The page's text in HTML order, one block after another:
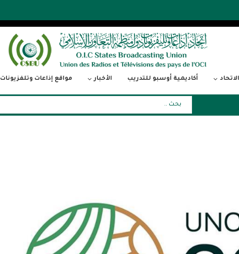
أكاديمية أوسبو للتدريب الأخبار مواقع إذاعات وتلفزيونات